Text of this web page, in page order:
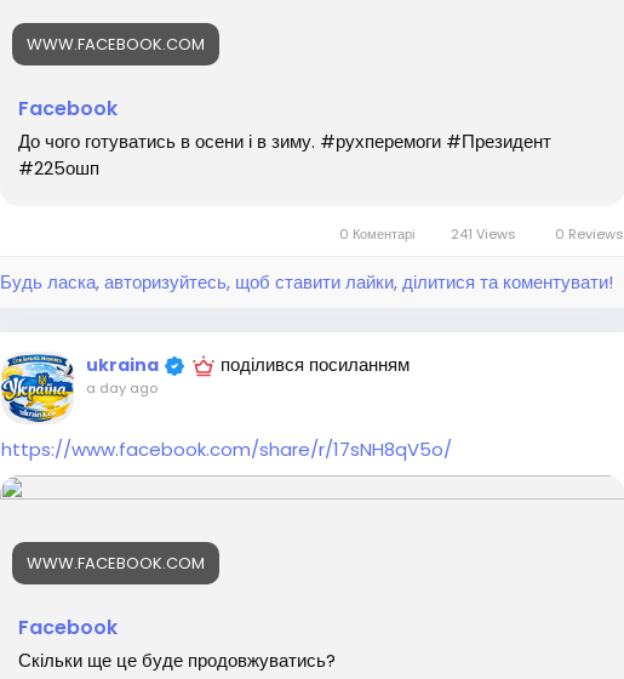
WWW.FACEBOOK.COM
Facebook
До чого готуватись в осени і в зиму. #рухперемоги #Президент
#225ошп
0 Коментарі 241 Views 0 Reviews
Будь ласка, авторизуйтесь, щоб ставити лайки, ділитися та коментувати!
ukraina поділився посиланням
a day ago
https://www.facebook.com/share/r/17sNH8qV5o/
WWW.FACEBOOK.COM
Facebook
Скільки ще це буде продовжуватись?